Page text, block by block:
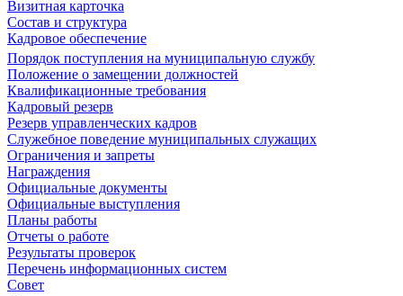
Визитная карточка
Состав и структура
Кадровое обеспечение
Порядок поступления на муниципальную службу
Положение о замещении должностей
Квалификационные требования
Кадровый резерв
Резерв управленческих кадров
Служебное поведение муниципальных служащих
Ограничения и запреты
Награждения
Официальные документы
Официальные выступления
Планы работы
Отчеты о работе
Результаты проверок
Перечень информационных систем
Совет